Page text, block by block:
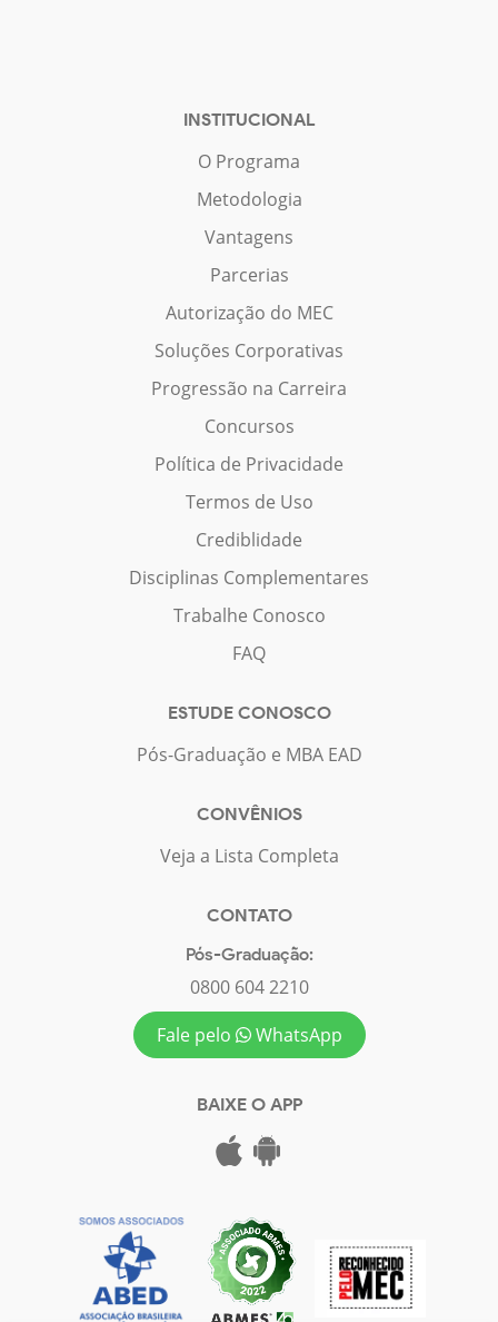
INSTITUCIONAL
O Programa
Metodologia
Vantagens
Parcerias
Autorização do MEC
Soluções Corporativas
Progressão na Carreira
Concursos
Política de Privacidade
Termos de Uso
Crediblidade
Disciplinas Complementares
Trabalhe Conosco
FAQ
ESTUDE CONOSCO
Pós-Graduação e MBA EAD
CONVÊNIOS
Veja a Lista Completa
CONTATO
Pós-Graduação:
0800 604 2210
Fale pelo
WhatsApp
BAIXE O APP